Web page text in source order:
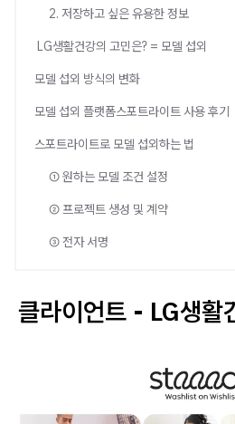
2. 저장하고 싶은 유용한 정보
LG생활건강의 고민은? = 모델 섭외
모델 섭외 방식의 변화
모델 섭외 플랫폼스포트라이트 사용 후기
스포트라이트로 모델 섭외하는 법
① 원하는 모델 조건 설정
② 프로젝트 생성 및 계약
③ 전자 서명
클라이언트 - LG생활